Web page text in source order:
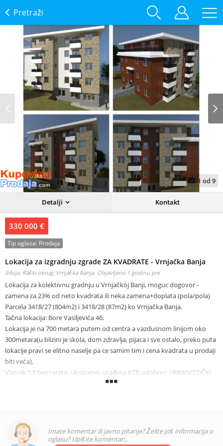
Pretraži
1 od 9
Detalji Kontakt
330 000 €
Tip oglasa: Prodaja
Lokacija za izgradnju zgrade ZA KVADRATE - Vrnjačka Banja
Srbija, Raški okrug, Vrnjačka Banja, Objavljeno 1 godinu pre
Lokacija za kolektivnu gradnju u Vrnjačkoj Banji, moguc dogovor -
zamena za 23% od neto kvadrata ili neka zamena+doplata (pola/pola)
Parcela 3418/27 (804m2) i 3418/28 (87m2) ko Vrnjačka Banja.
Tačna lokacija: Bore Vasiljevića 46.
Lokacija je na 700 metara putem od centra a vazdusnom linijom oko
300metara(u blizini je skola, dom zdravlja, pijaca i sve ostalo, preko puta
lokacije pravi se elitno naselje pa ce samim tim i cena kvadrata u prodaji
biti veća),
Vlasnik 1:1 bez tereta, uknjizeno, urađena KTP, odobren URBANISTIĆKI
PROJEKAT i dobijeni su LOKACIJSKI USLOVI, urađeno izdvajanje za put i
komunalija i mašinski projekat.
Može odmah da počne da se gradi, preostalo je da se preda za
Imate komentar ili javno pitanje? Želite još informacija o
oglasu? Upišite komentar...